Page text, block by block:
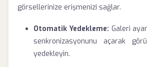
görsellerinize erişmenizi sağlar.
Otomatik Yedekleme: Galeri
senkronizasyonunu açarak
yedekleyin.